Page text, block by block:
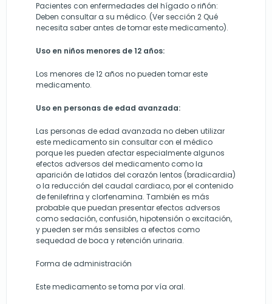
Pacientes con enfermedades del hígado o riñón:
Deben consultar a su médico. (Ver sección 2 Qué
necesita saber antes de tomar este medicamento).
Uso en niños menores de 12 años:
Los menores de 12 años no pueden tomar este
medicamento.
Uso en personas de edad avanzada:
Las personas de edad avanzada no deben utilizar
este medicamento sin consultar con el médico
porque les pueden afectar especialmente algunos
efectos adversos del medicamento como la
aparición de latidos del corazón lentos (bradicardia)
o la reducción del caudal cardiaco, por el contenido
de fenilefrina y clorfenamina. También es más
probable que puedan presentar efectos adversos
como sedación, confusión, hipotensión o excitación,
y pueden ser más sensibles a efectos como
sequedad de boca y retención urinaria.
Forma de administración
Este medicamento se toma por vía oral.